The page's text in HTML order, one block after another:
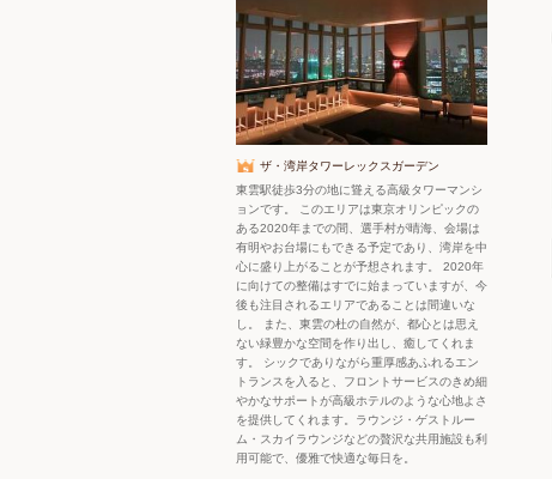
ザ・湾岸タワーレックスガーデン
東雲駅徒歩3分の地に聳える高級タワーマンシ
ョンです。 このエリアは東京オリンピックの
ある2020年までの間、選手村が晴海、会場は
有明やお台場にもできる予定であり、湾岸を中
心に盛り上がることが予想されます。 2020年
に向けての整備はすでに始まっていますが、今
後も注目されるエリアであることは間違いな
し。 また、東雲の杜の自然が、都心とは思え
ない緑豊かな空間を作り出し、癒してくれま
す。 シックでありながら重厚感あふれるエン
トランスを入ると、フロントサービスのきめ細
やかなサポートが高級ホテルのような心地よさ
を提供してくれます。ラウンジ・ゲストルー
ム・スカイラウンジなどの贅沢な共用施設も利
用可能で、優雅で快適な毎日を。